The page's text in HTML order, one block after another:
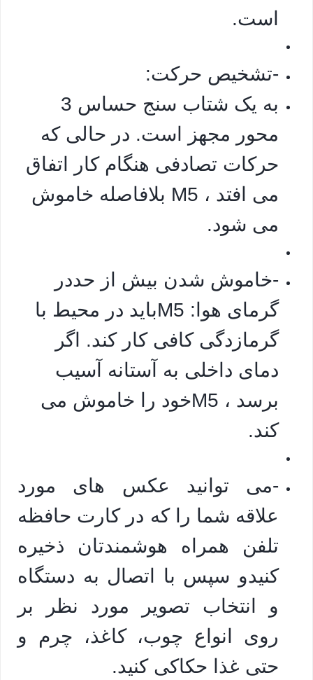
است.
-تشخیص حرکت:
به یک شتاب سنج حساس 3
محور مجهز است. در حالی که
حرکات تصادفی هنگام کار اتفاق
می افتد ، M5 بلافاصله خاموش
می شود.
-خاموش شدن بیش از حددر
گرمای هوا: M5باید در محیط با
گرمازدگی کافی کار کند. اگر
دمای داخلی به آستانه آسیب
برسد ، M5خود را خاموش می
کند.
-می توانید عکس های مورد
علاقه شما را که در کارت حافظه
تلفن همراه هوشمندتان ذخیره
کنیدو سپس با اتصال به دستگاه
و انتخاب تصویر مورد نظر بر
روی انواع چوب، کاغذ، چرم و
حتی غذا حکاکی کنید.